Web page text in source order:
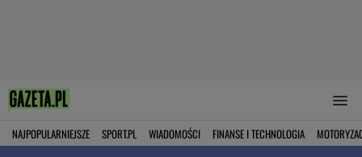
NAJPOPULARNIEJSZE SPORT.PL WIADOMOŚCI FINANSE I TECHNOLOGIA